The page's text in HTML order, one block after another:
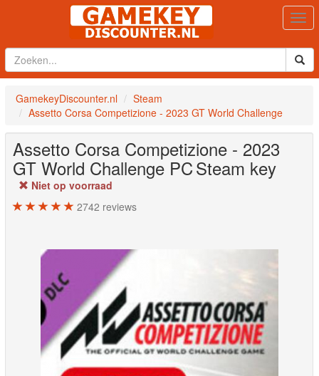
GamekeyDiscounter.nl
Steam
Assetto Corsa Competizione - 2023 GT World Challenge
Assetto Corsa Competizione - 2023
GT World Challenge PCSteam key
Niet op voorraad
2742 reviews